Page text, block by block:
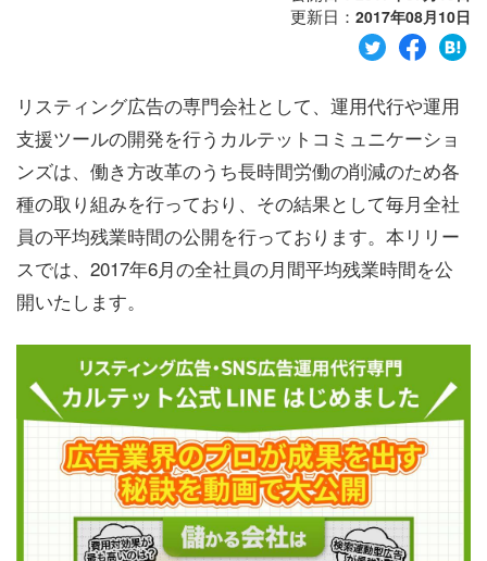
更新日： 2017年08月10日
リスティング広告の専門会社として、運用代行や運用
支援ツールの開発を行うカルテットコミュニケーショ
ンズは、働き方改革のうち長時間労働の削減のため各
種の取り組みを行っており、その結果として毎月全社
員の平均残業時間の公開を行っております。本リリー
スでは、2017年6月の全社員の月間平均残業時間を公
開いたします。